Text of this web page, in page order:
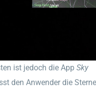
ist jedoch die App Sky
den Anwender die